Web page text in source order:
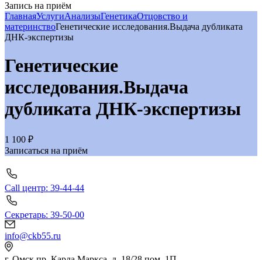
Запись на приём
ГлавнаяУслугиАнализыГенетикаОтцовство и
материнствоГенетические исследования.Выдача дубликата
ДНК-экспертизы
Генетические
исследования.Выдача
дубликата ДНК-экспертизы
1 100 ₽
Записаться на приём
Call центр: 39-44-44
Секретарь: 39-50-00
info@ckb55.ru